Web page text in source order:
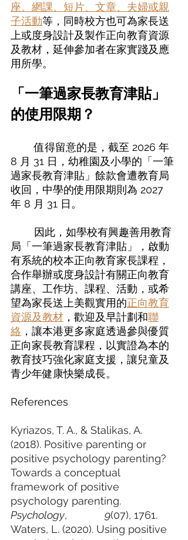
座、網課、短片、文章、夫婦或親
子活動等，同時校方也可為家長送
上或度身設計及製作正向教育資源
及教材，延伸參加者在家實踐及應
用所學。
「一筆過家長教育津貼」
的使用限期？
	值得留意的是，截至 2026 年
8 月 31 日，幼稚園及小學的「一筆
過家長教育津貼」餘款會遭教育局
收回，中學的使用限期則為 2027
年 8 月 31 日。
局「一筆過家長教育津貼」，啟動
有系統的校本正向教育家長課程，
合作舉辦或度身設計有關正向教育
講座、工作坊、課程、活動，或希
望為家長送上美觀實用的正向教育
資源及教材 ，歡迎及早計劃和聯
絡 ，讓本港更多家庭透過參與優質
正向家長教育課程，以實證為本的
教育技巧強化家庭支援，讓兒童及
青少年健康快樂成長。
References
Kyriazos, T. A., & Stalikas, A.
(2018). Positive parenting or
positive psychology parenting?
Towards a conceptual
framework of positive
psychology parenting.
Psychology
9(07), 1761.
Waters, L. (2020). Using positive